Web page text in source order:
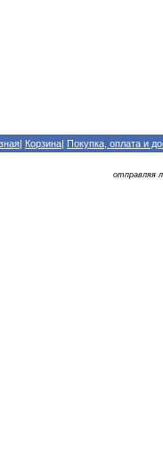
| Корзина| Покупка, оплата и
отправляя